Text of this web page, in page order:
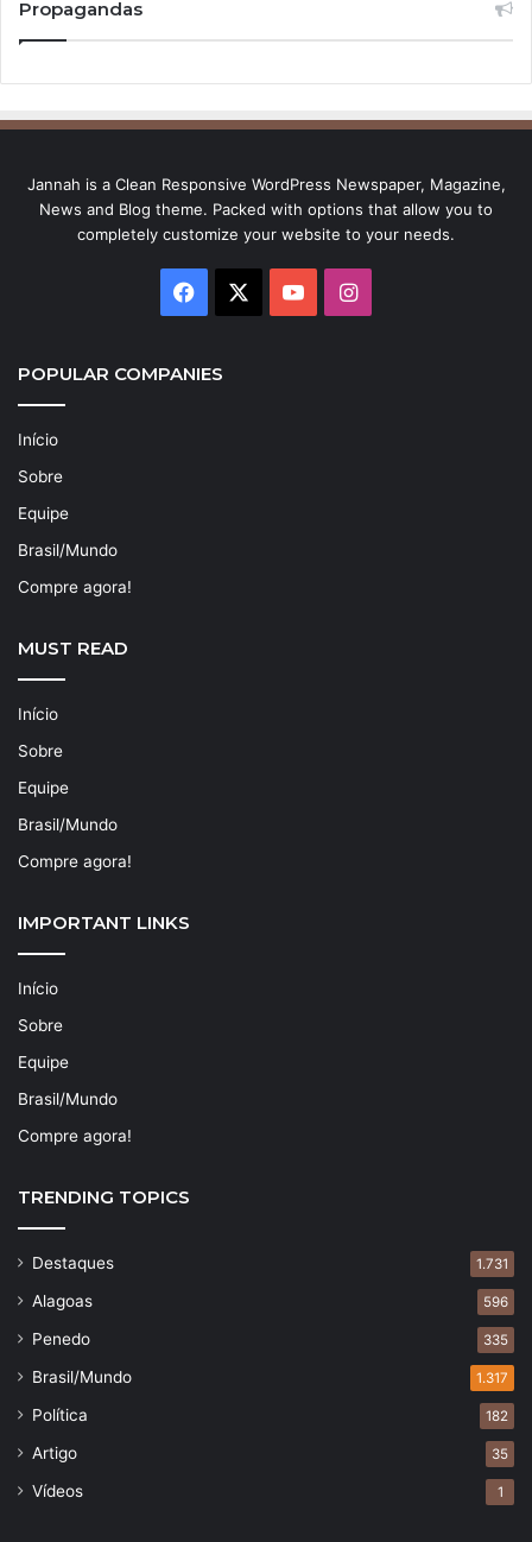
Propagandas
Jannah is a Clean Responsive WordPress Newspaper, Magazine,
News and Blog theme. Packed with options that allow you to
completely customize your website to your needs.
Facebook YouTubeInstagram
POPULAR COMPANIES
Início
Sobre
Equipe
Brasil/Mundo
Compre agora!
MUST READ
Início
Sobre
Equipe
Brasil/Mundo
Compre agora!
IMPORTANT LINKS
Início
Sobre
Equipe
Brasil/Mundo
Compre agora!
TRENDING TOPICS
Destaques 1.731
Alagoas 596
Penedo 335
Brasil/Mundo 1.317
Política 182
Artigo 35
Vídeos 1